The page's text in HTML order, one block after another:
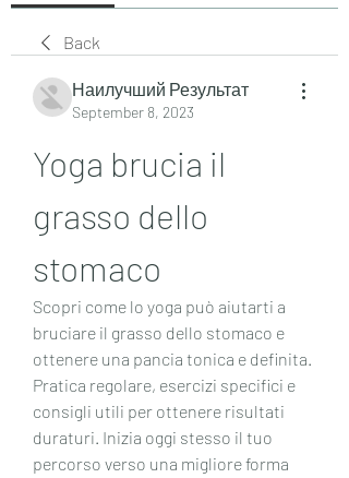
Back
Наилучший Результат
September 8, 2023
Yoga brucia il
grasso dello
stomaco
Scopri come lo yoga può aiutarti a
bruciare il grasso dello stomaco e
ottenere una pancia tonica e definita.
Pratica regolare, esercizi specifici e
consigli utili per ottenere risultati
duraturi. Inizia oggi stesso il tuo
percorso verso una migliore forma